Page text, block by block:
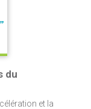
du
et la